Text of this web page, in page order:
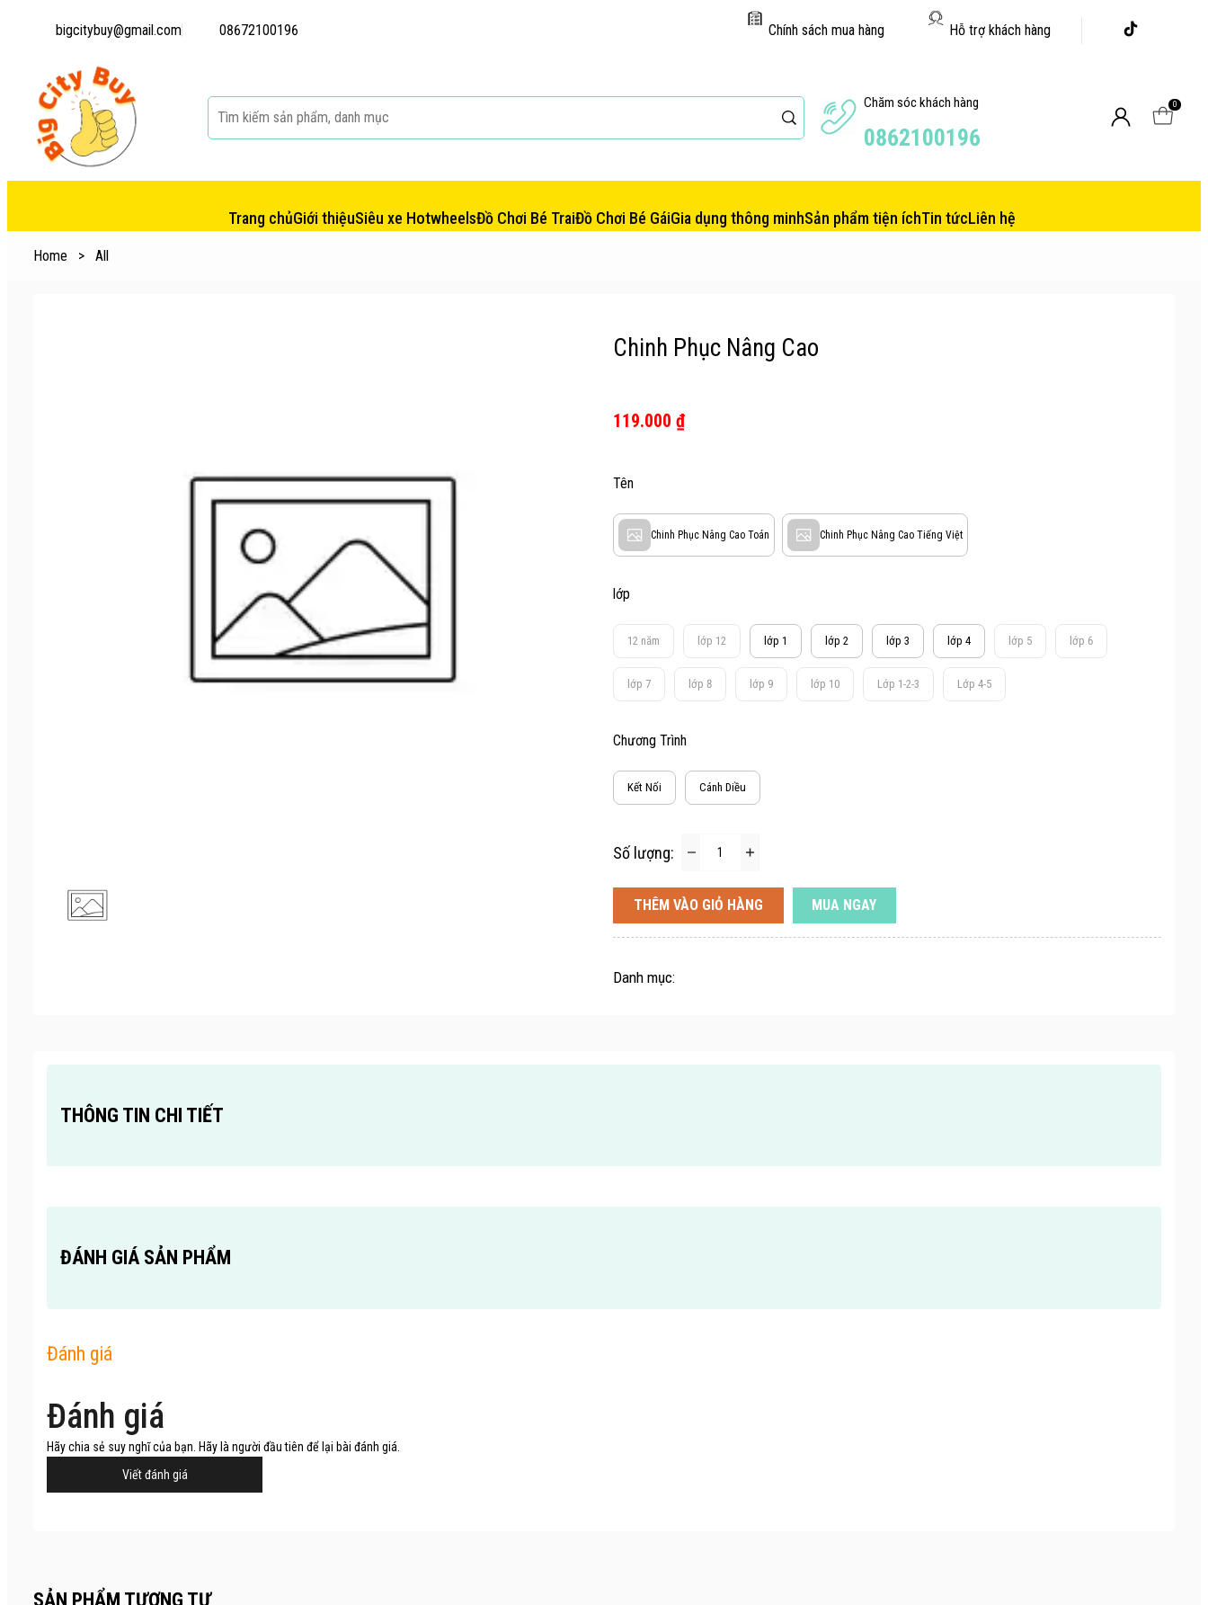
bigcitybuy@gmail.com 08672100196 Hỗ trợ khách hàng
Chính sách mua hàng
Chăm sóc khách hàng
0862100196
0
Trang chủGiới thiệuSiêu xe HotwheelsĐồ Chơi Bé TraiĐồ Chơi Bé GáiGia dụng thông minhSản phẩm tiện íchTin tứcLiên hệ
Home > All
Chinh Phục Nâng Cao
119.000 ₫
Số lượng:
THÊM VÀO GIỎ HÀNG MUA NGAY
Danh mục:
Tên
Chinh Phục Nâng Cao Toán Chinh Phục Nâng Cao Tiếng Việt
lớp
12 năm lớp 12 lớp 1 lớp 2 lớp 3 lớp 4 lớp 5 lớp 6
lớp 7 lớp 8 lớp 9 lớp 10 Lớp 1-2-3 Lớp 4-5
Chương Trình
Kết Nối Cánh Diều
THÔNG TIN CHI TIẾT
ĐÁNH GIÁ SẢN PHẨM
Đánh giá
Đánh giá
Hãy chia sẻ suy nghĩ của bạn. Hãy là người đầu tiên để lại bài đánh giá.
Viết đánh giá
SẢN PHẨM TƯƠNG TỰ